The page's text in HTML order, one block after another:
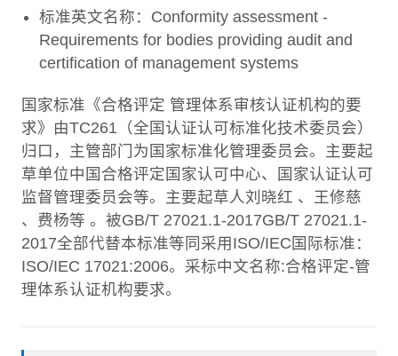
标准英文名称：Conformity assessment -
Requirements for bodies providing audit and
certification of management systems
国家标准《合格评定 管理体系审核认证机构的要
求》由TC261（全国认证认可标准化技术委员会）
归口，主管部门为国家标准化管理委员会。主要起
草单位中国合格评定国家认可中心、国家认证认可
监督管理委员会等。主要起草人刘晓红 、王修慈
、费杨等 。被GB/T 27021.1-2017GB/T 27021.1-
2017全部代替本标准等同采用ISO/IEC国际标准：
ISO/IEC 17021:2006。采标中文名称:合格评定-管
理体系认证机构要求。